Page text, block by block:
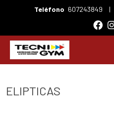
Teléfono 607243849 |
ELIPTICAS